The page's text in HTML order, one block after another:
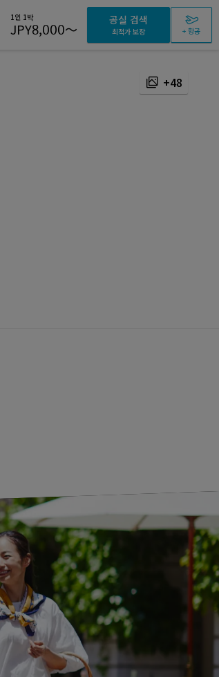
1인 1박
JPY8,000～
공실 검색
최적가 보장 + 항공
+48